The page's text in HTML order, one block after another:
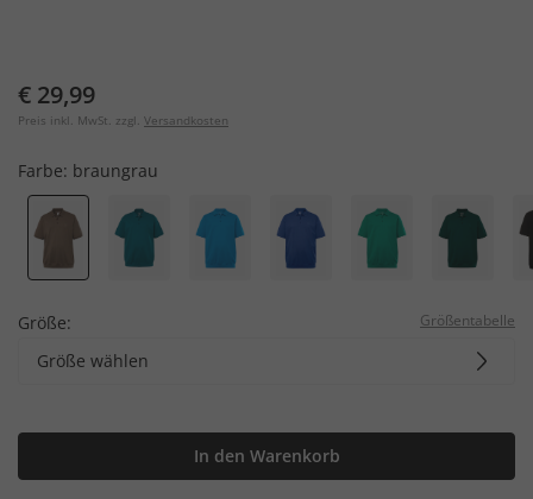
€ 29,99
Preis inkl. MwSt. zzgl. Versandkosten
Farbe: braungrau
Größe: Größentabelle
Größe wählen
In den Warenkorb